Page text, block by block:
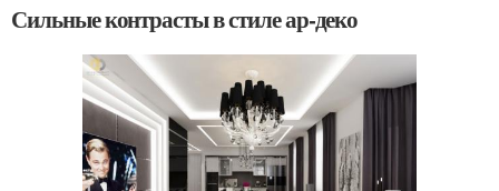
Сильные контрасты в стиле ар-деко